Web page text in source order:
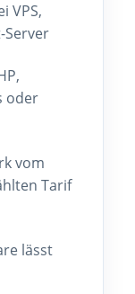
VPS,
Server
oder
vom
Tarif
lässt